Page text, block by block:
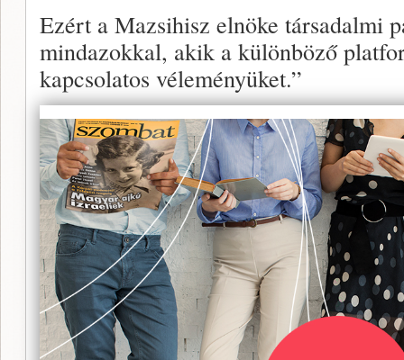
Ezért a Mazsihisz elnöke társadalmi
mindazokkal, akik a különböző
kapcsolatos véleményüket.”